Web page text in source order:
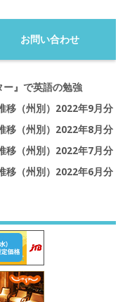
お問い合わせ
』で英語の勉強
移（州別）2022年9月分
移（州別）2022年8月分
移（州別）2022年7月分
移（州別）2022年6月分